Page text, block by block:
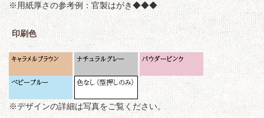
※用紙厚さの参考例：官製はがき◆◆◆
印刷色
※デザインの詳細は写真をご覧ください。